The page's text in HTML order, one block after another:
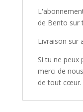
de Bento sur
Livraison sur
Si tu ne peux
merci de
de tout cœur.